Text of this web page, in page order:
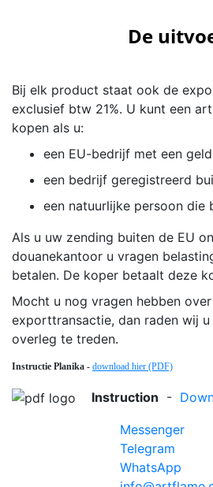
De
Bij elk product staat ook de
exclusief btw 21%. U kunt een
kopen als u:
een EU-bedrijf met een
een bedrijf geregistreerd
een natuurlijke persoon die
Als u uw zending buiten de EU
douanekantoor u vragen
betalen. De koper betaalt deze
Mocht u nog vragen hebben
exporttransactie, dan raden wij
overleg te treden.
Instructie Planika - download hier (PDF)
Instruction -
Messenger
Telegram
WhatsApp